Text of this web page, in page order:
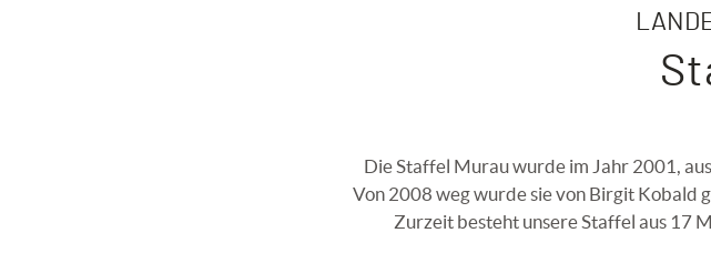
Die Staffel Murau wurde im Jahr 2001,
Von 2008 weg wurde sie von Birgit Kobald
Zurzeit besteht unsere Staffel aus 17